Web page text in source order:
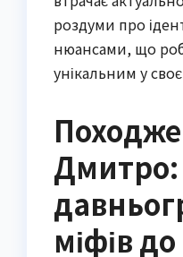
роздуми про
нюансами, що
унікальним у
Дмитро:
міфів до